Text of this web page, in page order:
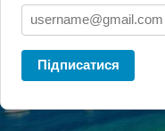
Підписатися